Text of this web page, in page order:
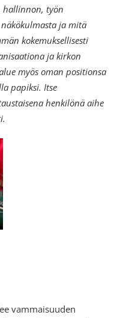
työn
ja mitä
kokemuksellisesti
ja kirkon
myös oman positionsa
papiksi. Itse
henkilönä aihe
vammaisuuden